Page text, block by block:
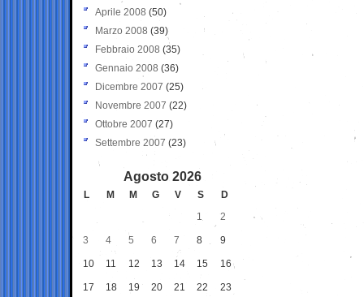
Aprile 2008 (50)
Marzo 2008 (39)
Febbraio 2008 (35)
Gennaio 2008 (36)
Dicembre 2007 (25)
Novembre 2007 (22)
Ottobre 2007 (27)
Settembre 2007 (23)
Agosto 2026
L M M G V S
D
1
2
3 4 5 6 7 8 9
10 11 12 13 14 15 16
17 18 19 20 21 22 23